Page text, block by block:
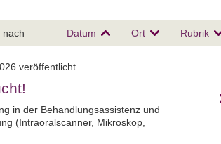
nach Datum Ort Rubrik
veröffentlicht
in der Behandlungsassistenz und
(Intraoralscanner, Mikroskop,